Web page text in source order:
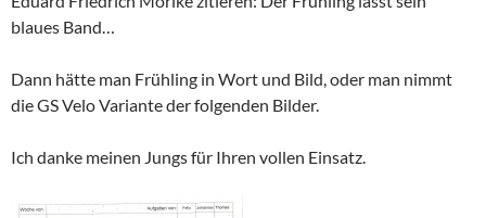
blaues Band…
Dann hätte man Frühling in Wort und Bild, oder man nimmt
die GS Velo Variante der folgenden Bilder.
Ich danke meinen Jungs für Ihren vollen Einsatz.